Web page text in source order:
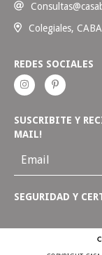
Colegiales, CABA
REDES SOCIALES
SUSCRIBITE Y
MAIL!
SEGURIDAD Y